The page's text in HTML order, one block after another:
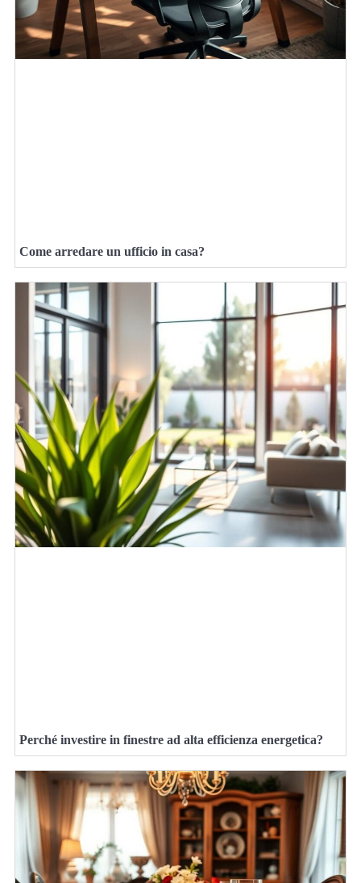
Come arredare un ufficio in casa?
Perché investire in finestre ad alta efficienza energetica?